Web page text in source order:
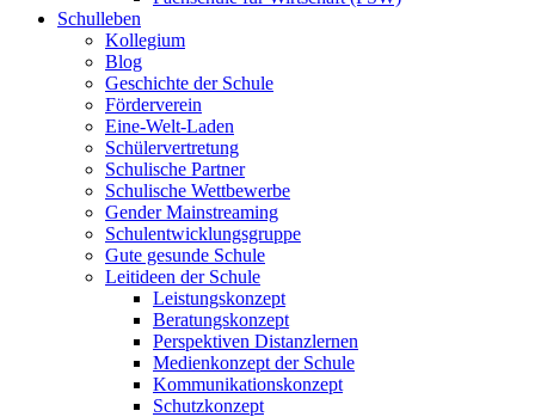
Schulleben
Kollegium
Blog
Geschichte der Schule
Förderverein
Eine-Welt-Laden
Schülervertretung
Schulische Partner
Schulische Wettbewerbe
Gender Mainstreaming
Schulentwicklungsgruppe
Gute gesunde Schule
Leitideen der Schule
Leistungskonzept
Beratungskonzept
Perspektiven Distanzlernen
Medienkonzept der Schule
Kommunikationskonzept
Schutzkonzept